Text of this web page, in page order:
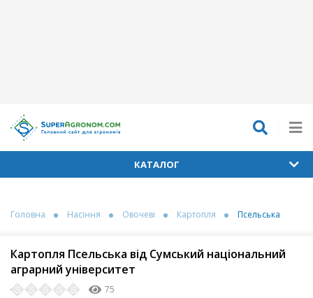
КАТАЛОГ
Головна Насіння Овочеві Картопля Псельська
Картопля Псельська від Сумський національний
аграрний університет
75